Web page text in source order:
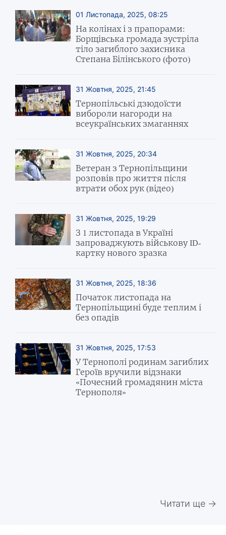
01 Листопада, 2025, 08:25
На колінах і з прапорами:
Борщівська громада зустріла
тіло загиблого захисника
Степана Білінського (фото)
31 Жовтня, 2025, 21:45
Тернопільські дзюдоїсти
вибороли нагороди на
всеукраїнських змаганнях
31 Жовтня, 2025, 20:34
Ветеран з Тернопільщини
розповів про життя після
втрати обох рук (відео)
31 Жовтня, 2025, 19:29
З 1 листопада в Україні
запроваджують військову ID-
картку нового зразка
31 Жовтня, 2025, 18:36
Початок листопада на
Тернопільщині буде теплим і
без опадів
31 Жовтня, 2025, 17:53
У Тернополі родинам загиблих
Героїв вручили відзнаки
«Почесний громадянин міста
Тернополя»
Читати ще →